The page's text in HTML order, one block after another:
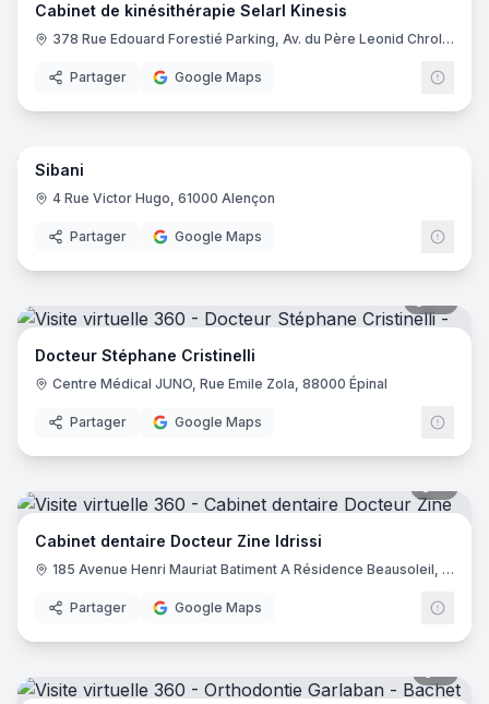
Cabinet de kinésithérapie Selarl Kinesis
378 Rue Edouard Forestié Parking, Av. du Père Leonid Chrol, 82000 Montauban
Partager Google Maps
8
Sibani
4 Rue Victor Hugo, 61000 Alençon
Partager Google Maps
Docteur Stéphane Cristinelli
Centre Médical JUNO, Rue Emile Zola, 88000 Épinal
Partager Google Maps
Cabinet dentaire Docteur Zine Idrissi
185 Avenue Henri Mauriat Batiment A Résidence Beausoleil, 13100 Aix-en-Provence
Partager Google Maps